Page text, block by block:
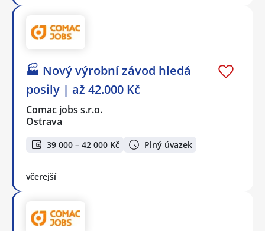
🏭 Nový výrobní závod hledá
posily | až 42.000 Kč
Comac jobs s.r.o.
Ostrava
39 000 – 42 000 Kč Plný úvazek
včerejší